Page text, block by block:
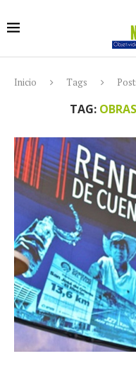
Inicio Tags
TAG: